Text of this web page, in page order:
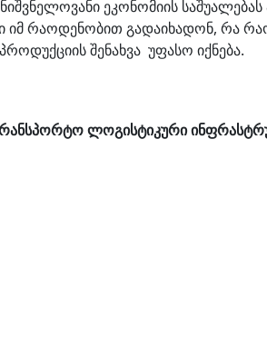
ეკონომიის
იმ რაოდენობით გადაიხადონ, რა
შენახვა უფასო იქნება.
ლოგისტიკური